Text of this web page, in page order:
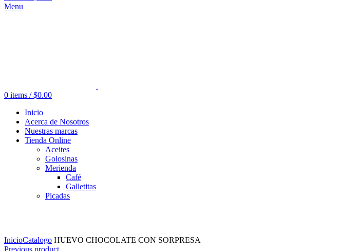
Menu
0 items / $0.00
Inicio
Acerca de Nosotros
Nuestras marcas
Tienda Online
Aceites
Golosinas
Merienda
Café
Galletitas
Picadas
InicioCatalogo HUEVO CHOCOLATE CON SORPRESA
Previous product